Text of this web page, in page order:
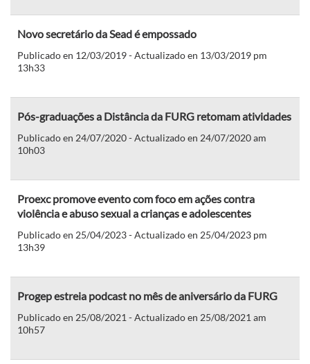
Novo secretário da Sead é empossado
Publicado en 12/03/2019 - Actualizado en 13/03/2019 pm
13h33
Pós-graduações a Distância da FURG retomam atividades
Publicado en 24/07/2020 - Actualizado en 24/07/2020 am
10h03
Proexc promove evento com foco em ações contra
violência e abuso sexual a crianças e adolescentes
Publicado en 25/04/2023 - Actualizado en 25/04/2023 pm
13h39
Progep estreia podcast no mês de aniversário da FURG
Publicado en 25/08/2021 - Actualizado en 25/08/2021 am
10h57